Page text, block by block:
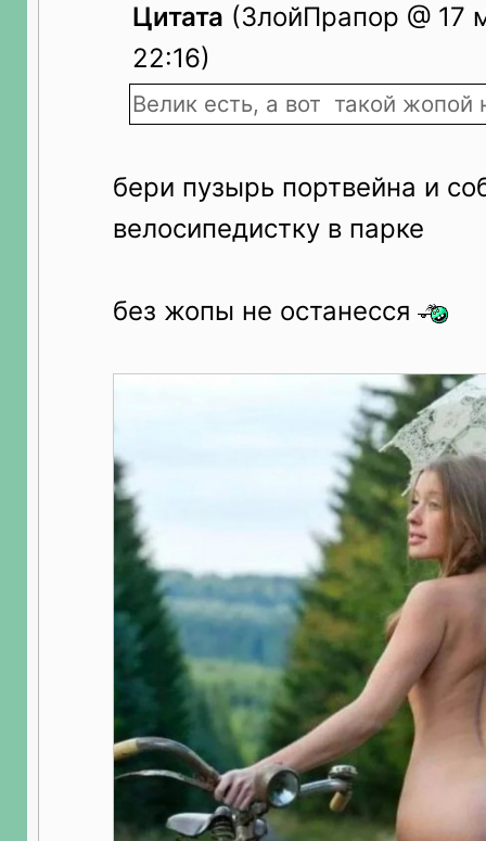
Цитата (ЗлойПрапор @ 17
22:16)
Велик есть, а вот такой жопой
бери пузырь портвейна и
велосипедистку в парке
без жопы не останесся